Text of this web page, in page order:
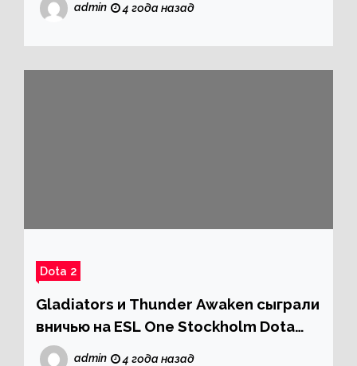
admin 4 года назад
Dota 2
Gladiators и Thunder Awaken сыграли
вничью на ESL One Stockholm Dota
Major 2022
admin 4 года назад